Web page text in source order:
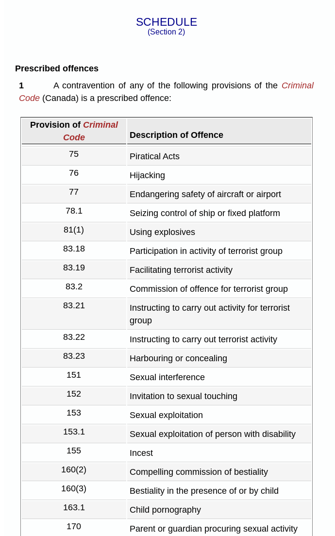
SCHEDULE
(Section 2)
Prescribed offences
1
A contravention of any of the following provisions of the Criminal
Code (Canada) is a prescribed offence:
Provision of Criminal
Code
Description of Offence
75
Piratical Acts
76
Hijacking
77
Endangering safety of aircraft or airport
78.1
Seizing control of ship or fixed platform
81(1)
Using explosives
83.18
Participation in activity of terrorist group
83.19
Facilitating terrorist activity
83.2
Commission of offence for terrorist group
83.21
Instructing to carry out activity for terrorist
group
83.22
Instructing to carry out terrorist activity
83.23
Harbouring or concealing
151
Sexual interference
152
Invitation to sexual touching
153
Sexual exploitation
153.1
Sexual exploitation of person with disability
155
Incest
160(2)
Compelling commission of bestiality
160(3)
Bestiality in the presence of or by child
163.1
Child pornography
170
Parent or guardian procuring sexual activity